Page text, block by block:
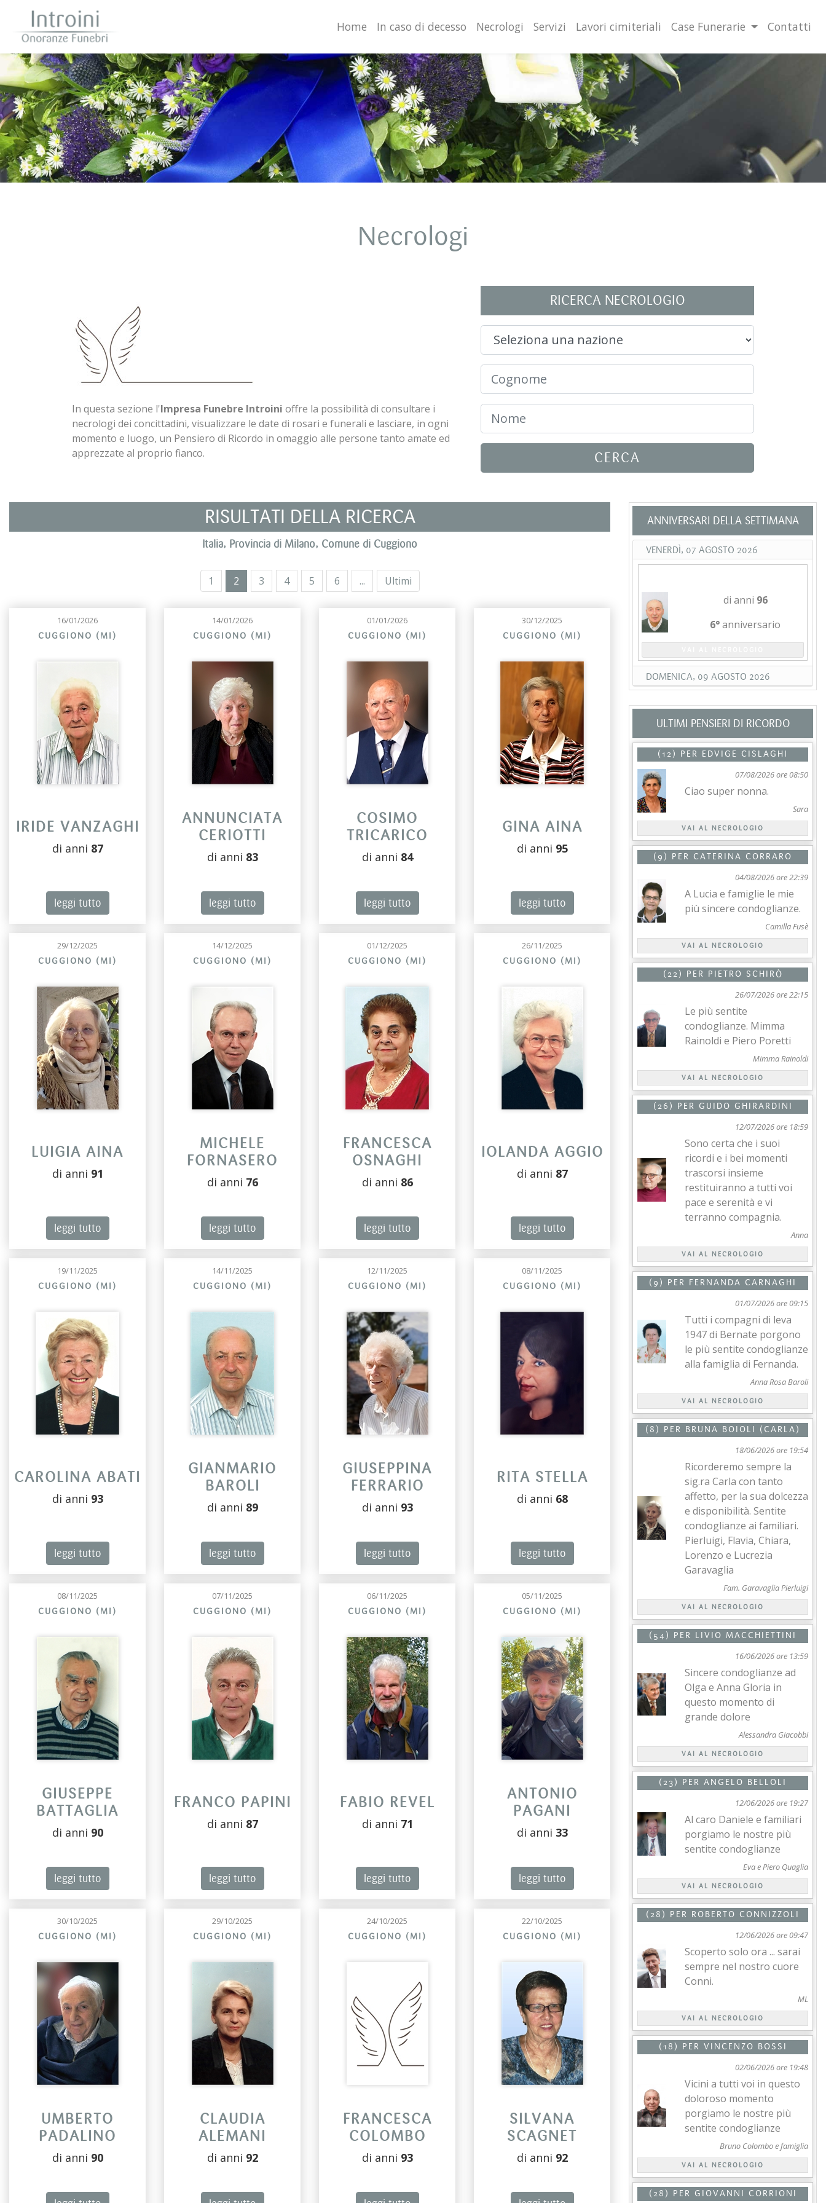
Home In caso di decesso Necrologi Servizi Lavori cimiteriali Case Funerarie Contatti
Necrologi
In questa sezione l'Impresa Funebre Introini offre la possibilità di consultare i
necrologi dei concittadini, visualizzare le date di rosari e funerali e lasciare, in ogni
momento e luogo, un Pensiero di Ricordo in omaggio alle persone tanto amate ed
apprezzate al proprio fianco.
RICERCA NECROLOGIO
CERCA
RISULTATI DELLA RICERCA
Italia, Provincia di Milano, Comune di Cuggiono
1 2 3 4 5 6 ... Ultimi
16/01/2026
CUGGIONO (MI)
IRIDE VANZAGHI
di anni 87
leggi tutto
14/01/2026
CUGGIONO (MI)
ANNUNCIATA
CERIOTTI
di anni 83
leggi tutto
01/01/2026
CUGGIONO (MI)
COSIMO
TRICARICO
di anni 84
leggi tutto
30/12/2025
CUGGIONO (MI)
GINA AINA
di anni 95
leggi tutto
29/12/2025
CUGGIONO (MI)
LUIGIA AINA
di anni 91
leggi tutto
14/12/2025
CUGGIONO (MI)
MICHELE
FORNASERO
di anni 76
leggi tutto
01/12/2025
CUGGIONO (MI)
FRANCESCA
OSNAGHI
di anni 86
leggi tutto
26/11/2025
CUGGIONO (MI)
IOLANDA AGGIO
di anni 87
leggi tutto
19/11/2025
CUGGIONO (MI)
CAROLINA ABATI
di anni 93
leggi tutto
14/11/2025
CUGGIONO (MI)
GIANMARIO
BAROLI
di anni 89
leggi tutto
12/11/2025
CUGGIONO (MI)
GIUSEPPINA
FERRARIO
di anni 93
leggi tutto
08/11/2025
CUGGIONO (MI)
RITA STELLA
di anni 68
leggi tutto
08/11/2025
CUGGIONO (MI)
GIUSEPPE
BATTAGLIA
di anni 90
leggi tutto
07/11/2025
CUGGIONO (MI)
FRANCO PAPINI
di anni 87
leggi tutto
06/11/2025
CUGGIONO (MI)
FABIO REVEL
di anni 71
leggi tutto
05/11/2025
CUGGIONO (MI)
ANTONIO
PAGANI
di anni 33
leggi tutto
30/10/2025
CUGGIONO (MI)
UMBERTO
PADALINO
di anni 90
29/10/2025
CUGGIONO (MI)
CLAUDIA
ALEMANI
di anni 92
24/10/2025
CUGGIONO (MI)
FRANCESCA
COLOMBO
di anni 93
22/10/2025
CUGGIONO (MI)
SILVANA
SCAGNET
di anni 92
ANNIVERSARI DELLA SETTIMANA
VENERDÌ, 07 AGOSTO 2026
di anni 96
6°anniversario
DOMENICA, 09 AGOSTO 2026
ULTIMI PENSIERI DI RICORDO
(12) PER EDVIGE CISLAGHI
07/08/2026 ore 08:50
Ciao super nonna.
Sara
VAI AL NECROLOGIO
(9) PER CATERINA CORRARO
04/08/2026 ore 22:39
A Lucia e famiglie le mie
più sincere condoglianze.
Camilla Fusè
VAI AL NECROLOGIO
(22) PER PIETRO SCHIRÒ
26/07/2026 ore 22:15
Le più sentite
condoglianze. Mimma
Rainoldi e Piero Poretti
Mimma Rainoldi
VAI AL NECROLOGIO
(26) PER GUIDO GHIRARDINI
12/07/2026 ore 18:59
Sono certa che i suoi
ricordi e i bei momenti
trascorsi insieme
restituiranno a tutti voi
pace e serenità e vi
terranno compagnia.
Anna
VAI AL NECROLOGIO
(9) PER FERNANDA CARNAGHI
01/07/2026 ore 09:15
Tutti i compagni di leva
1947 di Bernate porgono
le più sentite condoglianze
alla famiglia di Fernanda.
Anna Rosa Baroli
VAI AL NECROLOGIO
(8) PER BRUNA BOIOLI (CARLA)
18/06/2026 ore 19:54
Ricorderemo sempre la
sig.ra Carla con tanto
affetto, per la sua dolcezza
e disponibilità. Sentite
condoglianze ai familiari.
Pierluigi, Flavia, Chiara,
Lorenzo e Lucrezia
Garavaglia
Fam. Garavaglia Pierluigi
VAI AL NECROLOGIO
(54) PER LIVIO MACCHIETTINI
16/06/2026 ore 13:59
Sincere condoglianze ad
Olga e Anna Gloria in
questo momento di
grande dolore
Alessandra Giacobbi
VAI AL NECROLOGIO
(23) PER ANGELO BELLOLI
12/06/2026 ore 19:27
Al caro Daniele e familiari
porgiamo le nostre più
sentite condoglianze
Eva e Piero Quaglia
VAI AL NECROLOGIO
(28) PER ROBERTO CONNIZZOLI
12/06/2026 ore 09:47
Scoperto solo ora ... sarai
sempre nel nostro cuore
Conni.
ML
VAI AL NECROLOGIO
(18) PER VINCENZO BOSSI
02/06/2026 ore 19:48
Vicini a tutti voi in questo
doloroso momento
porgiamo le nostre più
sentite condoglianze
Bruno Colombo e famiglia
VAI AL NECROLOGIO
(28) PER GIOVANNI CORRIONI
Questo sito o gli strumenti terzi da questo utilizzati si avvalgono di cookie necessari al funzionamento ed utili alle finalità illustrate nella cookie policy. Chiudendo questo banner,
scorrendo questa pagina, cliccando su un link o proseguendo la navigazione in altra maniera, acconsenti all’uso dei cookie. Ulteriori informazioni OK